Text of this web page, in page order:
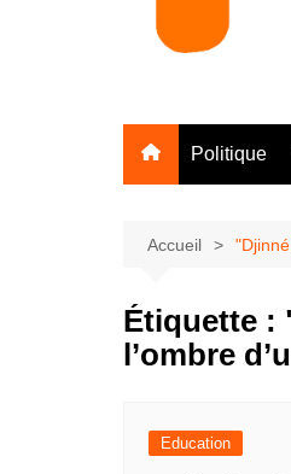
Politique
Accueil
Étiquette :
l’ombre
Education